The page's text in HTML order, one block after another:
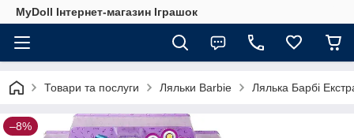
MyDoll Інтернет-магазин Іграшок
Товари та послуги Ляльки Barbie Лялька Барбі
–8%